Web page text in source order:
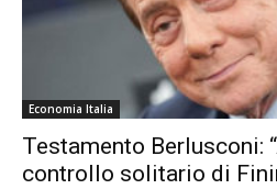
Economia Italia
Testamento Berlusconi:
controllo solitario di